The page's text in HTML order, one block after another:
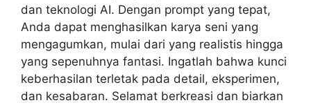
dan teknologi AI. Dengan prompt yang tepat,
Anda dapat menghasilkan karya seni yang
mengagumkan, mulai dari yang realistis hingga
yang sepenuhnya fantasi. Ingatlah bahwa kunci
keberhasilan terletak pada detail, eksperimen,
dan kesabaran. Selamat berkreasi dan biarkan